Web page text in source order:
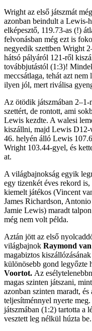
Wright az első játszmát
azonban beindult a Lewis-
elképesztő, 119.73-as (!)
felvonásban még ezt is
negyedik szettben Wright
hátsó pályáról 121-ről
továbbjutástól (1:3)!
meccsátlaga, tehát azt
ilyen jól, mert riválisa
Az ötödik játszmában
szettért, de rontott, ami
Lewis kezdte. A walesi
kiszállni, majd Lewis D12-
46. helyén álló Lewis
Wright 103.44-gyel, és
at.
A világbajnokság egyik
egy tizenkét éves rekord
kiemelt játékos (Vincent
James Richardson,
Jamie Lewis) maradt
még nem volt példa.
Aztán jött az első
világbajnok Raymond
magabiztos
különösebb gond legyőzte
Voortot. Az
magas szinten játszani,
azonban szinten maradt,
teljesítménnyel nyerte
játszmában (1:2) tartotta a
vesztett leg nélkül húzta be.